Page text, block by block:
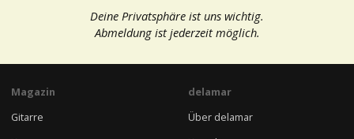
Deine Privatsphäre ist uns wichtig.
Abmeldung ist jederzeit möglich.
Magazin
Gitarre
delamar
Über delamar